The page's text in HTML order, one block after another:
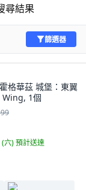
尋結果
篩選器
格華茲 城堡：東翼
1個
(六)預計送達